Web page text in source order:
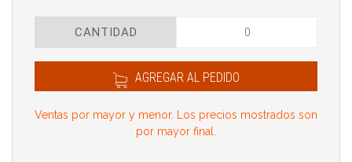
CANTIDAD
AGREGAR AL PEDIDO
Ventas por mayor y menor. Los precios mostrados son
por mayor final.